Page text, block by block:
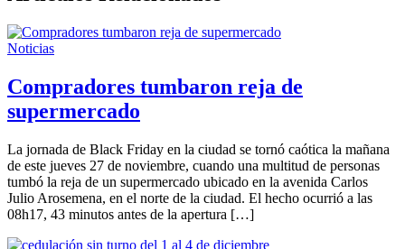
Noticias
Compradores tumbaron reja de
supermercado
La jornada de Black Friday en la ciudad se tornó caótica la mañana
de este jueves 27 de noviembre, cuando una multitud de personas
tumbó la reja de un supermercado ubicado en la avenida Carlos
Julio Arosemena, en el norte de la ciudad. El hecho ocurrió a las
08h17, 43 minutos antes de la apertura […]